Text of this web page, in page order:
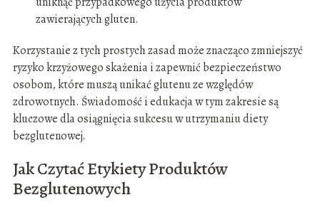
zawierających gluten.
Korzystanie z tych prostych zasad może znacząco zmniejszyć
ryzyko krzyżowego skażenia i zapewnić bezpieczeństwo
osobom, które muszą unikać glutenu ze względów
zdrowotnych. Świadomość i edukacja w tym zakresie są
kluczowe dla osiągnięcia sukcesu w utrzymaniu diety
bezglutenowej.
Jak Czytać Etykiety Produktów
Bezglutenowych